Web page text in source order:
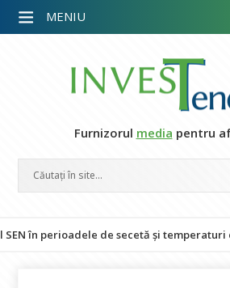
Furnizorul media pentru
perioadele de secetă și temperaturi
MENIU